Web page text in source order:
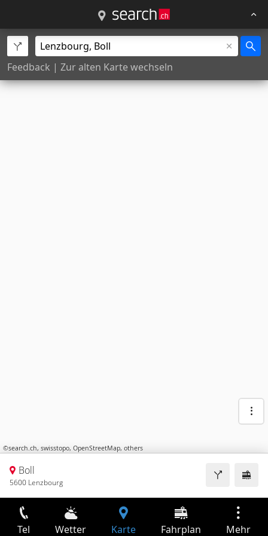
Feedback | Zur alten Karte wechseln
©search.ch, swisstopo, OpenStreetMap, others
Boll
5600 Lenzbourg
Tel Wetter Karte Fahrplan Mehr